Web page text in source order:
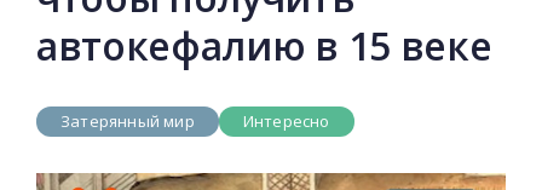
автокефалию в 15 веке
Затерянный мир Интересно